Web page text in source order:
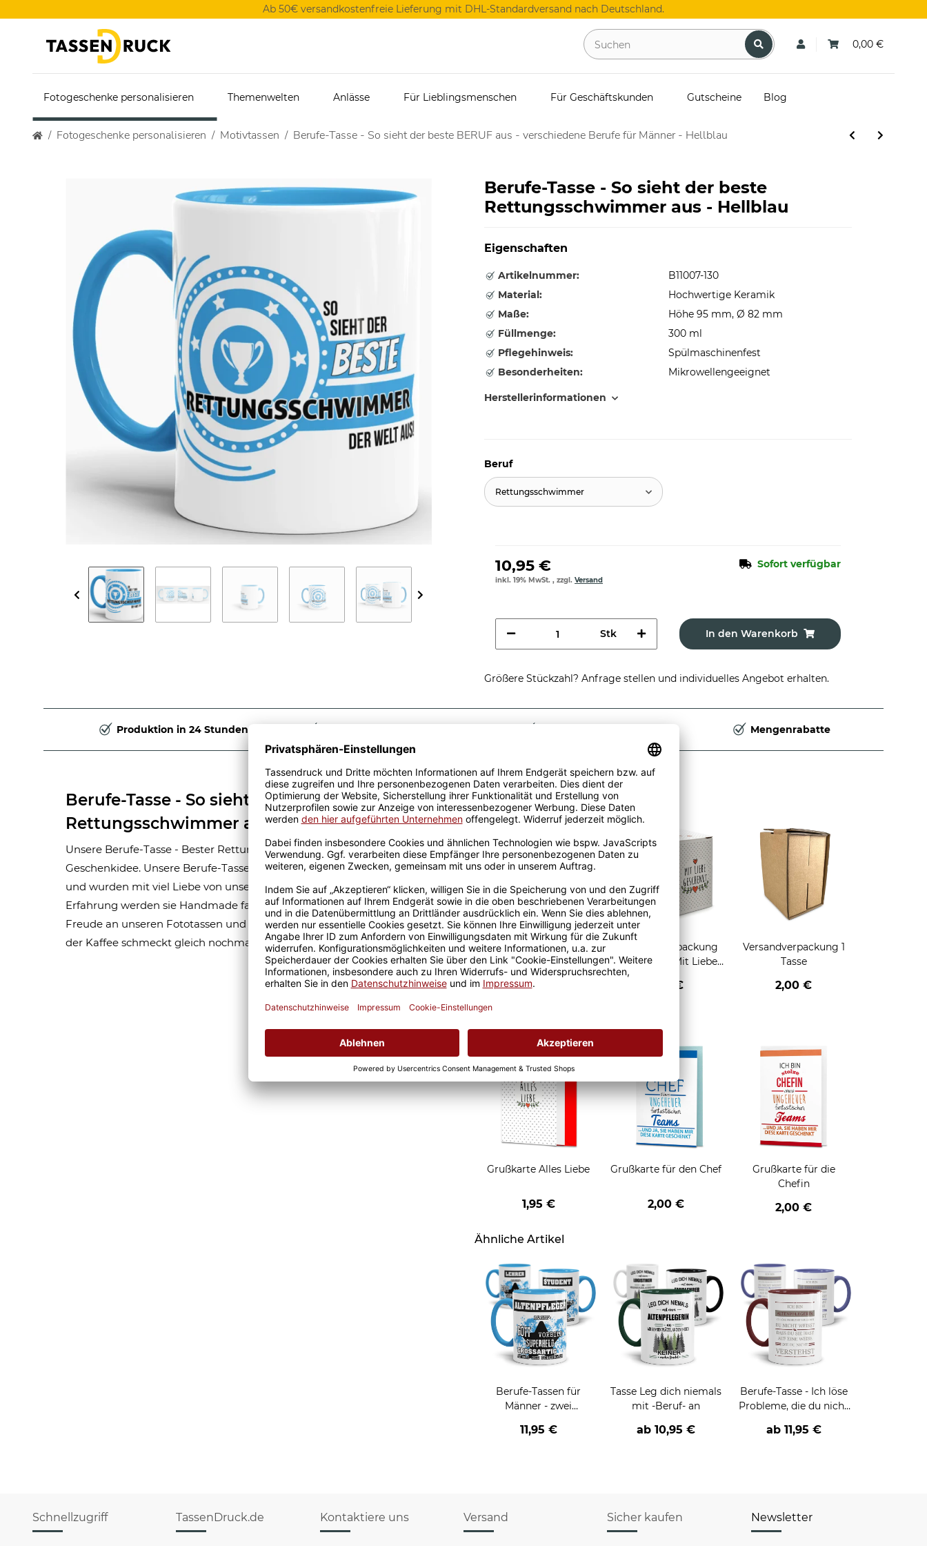
Ab 50€ versandkostenfreie Lieferung mit DHL-Standardversand nach Deutschland.
0,00 €
Fotogeschenke personalisieren Themenwelten Anlässe Für Lieblingsmenschen Für Geschäftskunden Gutscheine Blog
Fotogeschenke personalisieren Motivtassen Berufe-Tasse - So sieht der beste BERUF aus - verschiedene Berufe für Männer - Hellblau
Berufe-Tasse - So sieht der beste
Rettungsschwimmer aus - Hellblau
Eigenschaften
Artikelnummer:
B11007-130
Material:
Hochwertige Keramik
Maße:
Höhe 95 mm, Ø 82 mm
Füllmenge:
300 ml
Pflegehinweis:
Spülmaschinenfest
Besonderheiten:
Mikrowellengeeignet
Herstellerinformationen
Beruf
Rettungsschwimmer
10,95 € Sofort verfügbar
inkl. 19% MwSt. , zzgl. Versand
Stk In den Warenkorb
Größere Stückzahl? Anfrage stellen und individuelles Angebot erhalten.
Produktion in 24 Stunden Mengenrabatte
Berufe-Tasse - So sieht der beste
Rettungsschwimmer aus - Hellblau
Unsere Berufe-Tasse - Bester Rettungsschwimmer - ist eine tolle
Geschenkidee. Unsere Berufe-Tassen bestehen aus hochwertiger Keramik
und wurden mit viel Liebe von unseren Grafikern designt. Mit viel
Erfahrung werden sie Handmade fachmännisch bedruckt. Eine lange
Freude an unseren Fototassen und Motivtassen ist somit garantiert und
der Kaffee schmeckt gleich nochmal so gut.
Passende Verpackungen
Geschenkverpackung 1
Tasse mit Fenster
2,50 €
Geschenkverpackung
für Tassen - Mit Liebe
2,95 €
Versandverpackung 1
Tasse
2,00 €
Grußkarten zum Verschenken
Grußkarte Alles Liebe
1,95 €
Grußkarte für den Chef
2,00 €
Grußkarte für die
Chefin
2,00 €
Ähnliche Artikel
Berufe-Tassen für
Männer - zwei
11,95 €
Tasse Leg dich niemals
mit -Beruf- an
ab10,95 €
Berufe-Tasse - Ich löse
Probleme, die du nicht
verschiedene Berufe
ab 11,95 €
Schnellzugriff TassenDruck.de Kontaktiere uns Versand Sicher kaufen Newsletter